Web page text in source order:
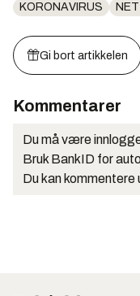
KORONAVIRUS
Gi bort artikkelen
Kommentarer
Du må være
Bruk BankID for
Du kan kommentere